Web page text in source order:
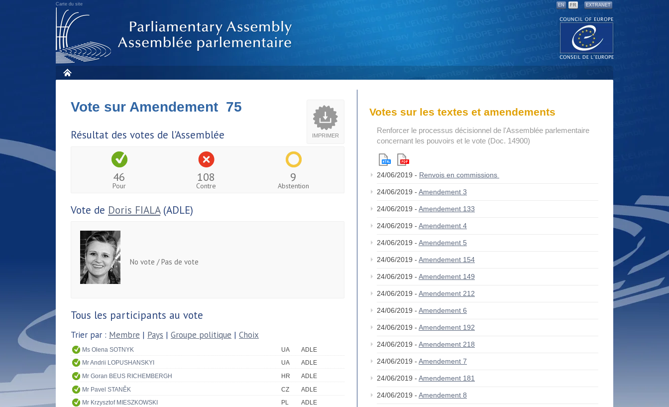
Carte du site EN FR EXTRANET
IMPRIMER
Vote sur Amendement 75
Résultat des votes de l'Assemblée
46
Pour
108
Contre
9
Abstention
Vote de Doris FIALA(ADLE)
No vote / Pas de vote
Tous les participants au vote
Trier par : Membre | Pays | Groupe politique | Choix
Ms Olena SOTNYK UA
ADLE
Mr Andrii LOPUSHANSKYI
UA
ADLE
Mr Goran BEUS RICHEMBERGH
HR
ADLE
Mr Pavel STANĚK
CZ
ADLE
Mr Krzysztof MIESZKOWSKI
PL
ADLE
Votes sur les textes et amendements
Renforcer le processus décisionnel de l'Assemblée parlementaire
concernant les pouvoirs et le vote (Doc. 14900)
24/06/2019 - Renvois en commissions
24/06/2019 - Amendement 3
24/06/2019 - Amendement 133
24/06/2019 - Amendement 4
24/06/2019 - Amendement 5
24/06/2019 - Amendement 154
24/06/2019 - Amendement 149
24/06/2019 - Amendement 212
24/06/2019 - Amendement 6
24/06/2019 - Amendement 192
24/06/2019 - Amendement 218
24/06/2019 - Amendement 7
24/06/2019 - Amendement 181
24/06/2019 - Amendement 8